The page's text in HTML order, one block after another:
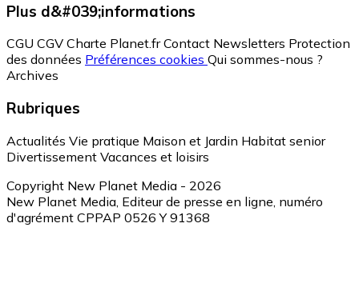
Plus d&#039;informations
CGU CGV Charte Planet.fr Contact Newsletters Protection
des données Préférences cookies Qui sommes-nous ?
Archives
Rubriques
Actualités Vie pratique Maison et Jardin Habitat senior
Divertissement Vacances et loisirs
Copyright New Planet Media - 2026
New Planet Media, Editeur de presse en ligne, numéro
d'agrément CPPAP 0526 Y 91368